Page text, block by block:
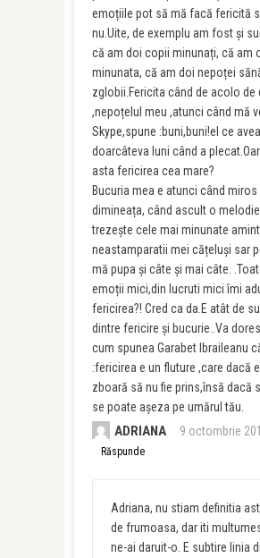
emoțiile pot să mă facă fericită
nu.Uite, de exemplu am fost și
că am doi copii minunați, că am
minunata, că am doi nepoței
zglobii.Fericita când de acolo de
,nepoțelul meu ,atunci când mă
Skype,spune :buni,buni!el ce avea
doarcâteva luni când a
asta fericirea cea mare?
Bucuria mea e atunci când
dimineața, când ascult o
trezește cele mai minunate
neastamparatii mei cățeluși sar
mă pupa și câte și mai câte.
emoții mici,din lucruti mici îmi
fericirea?! Cred ca da.E atât de
dintre fericire și bucurie..Va
cum spunea Garabet Ibraileanu
:fericirea e un fluture ,care dacă
zboară să nu fie prins,însă dacă
se poate așeza pe umărul tău.
ADRIANA 9 octombrie
Răspunde
Adriana, nu stiam definitia
de frumoasa, dar iti
ne-ai daruit-o. E subtire linia